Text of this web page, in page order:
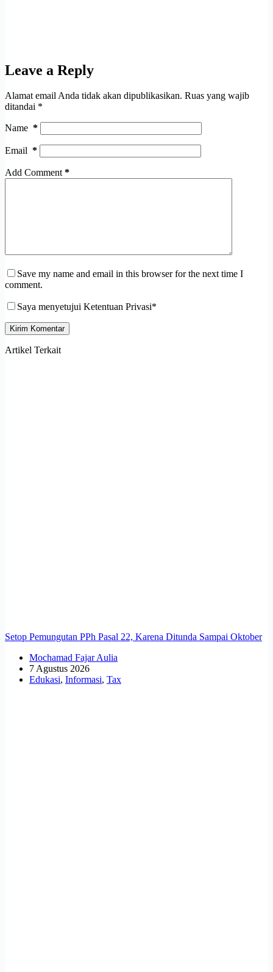
Leave a Reply
Alamat email Anda tidak akan dipublikasikan. Ruas yang wajib
ditandai *
Name *
Email *
Add Comment*
Save my name and email in this browser for the next time I
comment.
Saya menyetujui Ketentuan Privasi*
Kirim Komentar
Artikel Terkait
Setop Pemungutan PPh Pasal 22, Karena Ditunda Sampai Oktober
Mochamad Fajar Aulia
7 Agustus 2026
Edukasi, Informasi, Tax